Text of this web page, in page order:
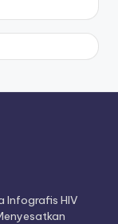
Infografis HIV